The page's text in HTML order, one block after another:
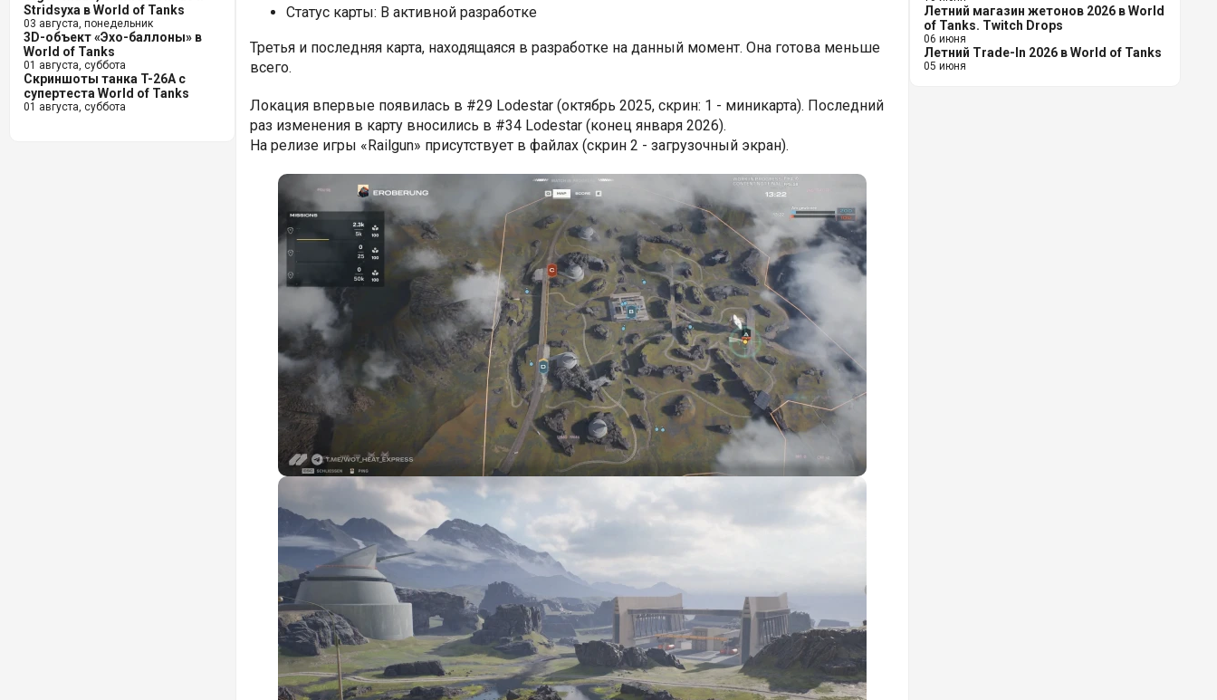
Stridsyxa в World of Tanks
03 августа, понедельник
3D-объект «Эхо-баллоны» в
World of Tanks
01 августа, суббота
Скриншоты танка T-26A с
супертеста World of Tanks
01 августа, суббота
Статус карты: В активной разработке
Третья и последняя карта, находящаяся в разработке на данный момент. Она готова меньше
всего.
Локация впервые появилась в #29 Lodestar (октябрь 2025, скрин: 1 - миникарта). Последний
раз изменения в карту вносились в #34 Lodestar (конец января 2026).
На релизе игры «Railgun» присутствует в файлах (скрин 2 - загрузочный экран).
Летний магазин жетонов 2026 в World
of Tanks. Twitch Drops
06 июня
Летний Trade-In 2026 в World of Tanks
05 июня